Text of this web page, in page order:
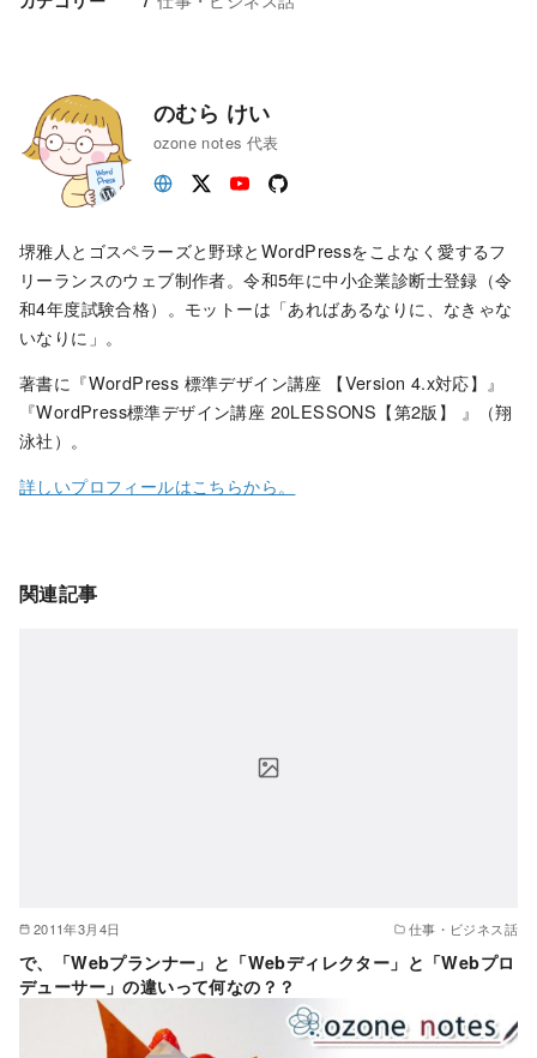
のむら けい
ozone notes 代表
堺雅人とゴスペラーズと野球とWordPressをこよなく愛するフ
リーランスのウェブ制作者。令和5年に中小企業診断士登録（令
和4年度試験合格）。モットーは「あればあるなりに、なきゃな
いなりに」。
著書に『WordPress 標準デザイン講座 【Version 4.x対応】』
『WordPress標準デザイン講座 20LESSONS【第2版】 』（翔
泳社）。
詳しいプロフィールはこちらから。
関連記事
2011年3月4日 仕事・ビジネス話
で、「Webプランナー」と「Webディレクター」と「Webプロ
デューサー」の違いって何なの？？